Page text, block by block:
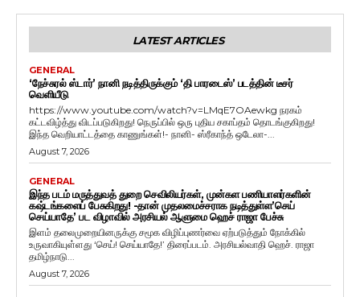
LATEST ARTICLES
GENERAL
‘நேச்சுரல் ஸ்டார்’ நானி நடித்திருக்கும் ‘தி பாரடைஸ்’ படத்தின் டீசர்
வெளியீடு
https://www.youtube.com/watch?v=LMqE7OAewkg நரகம்
கட்டவிழ்த்து விடப்படுகிறது! நெருப்பில் ஒரு புதிய சகாப்தம் தொடங்குகிறது!
இந்த வெறியாட்டத்தை காணுங்கள்!- நானி- ஸ்ரீகாந்த் ஒடேலா-...
August 7, 2026
GENERAL
இந்த படம் மருத்துவத் துறை செவிலியர்கள், முன்கள பணியாளர்களின்
கஷ்டங்களைப் பேசுகிறது! -தான் முதலமைச்சராக நடித்துள்ள’செய்
செய்யாதே’ பட விழாவில் அரசியல் ஆளுமை ஹெச் ராஜா பேச்சு
இளம் தலைமுறையினருக்கு சமூக விழிப்புணர்வை ஏற்படுத்தும் நோக்கில்
உருவாகியுள்ளது ‘செய்! செய்யாதே!’ திரைப்படம். அரசியல்வாதி ஹெச். ராஜா
தமிழ்நாடு...
August 7, 2026